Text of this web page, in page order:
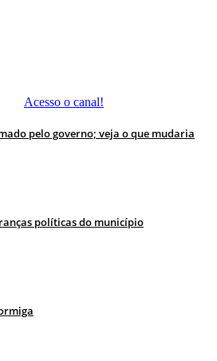
Acesso o canal!
pelo governo; veja o que mudaria
políticas do município